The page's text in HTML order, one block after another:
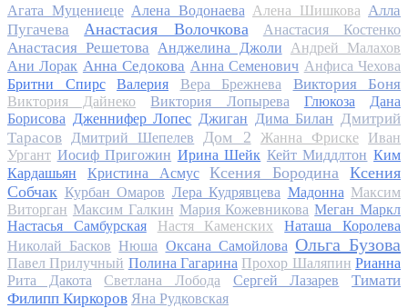
Агата Муцениеце Алена Водонаева Алена Шишкова Алла
Пугачева
Анастасия Волочкова Анастасия Костенко
Анастасия Решетова Анджелина Джоли
Андрей Малахов
Ани Лорак Анна Седокова Анна Семенович Анфиса Чехова
Бритни Спирс
Валерия Вера Брежнева Виктория Боня
Виктория Дайнеко Виктория Лопырева Глюкоза
Дана
Борисова Дженнифер Лопес Джиган Дима Билан Дмитрий
Тарасов
Дмитрий Шепелев Дом 2 Жанна Фриске
Иван
Ургант Иосиф Пригожин Ирина Шейк Кейт Миддлтон Ким
Кардашьян
Кристина Асмус Ксения Бородина
Ксения
Собчак Курбан Омаров Лера Кудрявцева Мадонна Максим
Виторган Максим Галкин Мария Кожевникова Меган Маркл
Настасья Самбурская
Настя Каменских
Наташа Королева
Николай Басков Нюша Оксана Самойлова Ольга Бузова
Павел Прилучный Полина Гагарина Прохор Шаляпин Рианна
Рита Дакота
Светлана Лобода Сергей Лазарев
Тимати
Филипп Киркоров Яна Рудковская